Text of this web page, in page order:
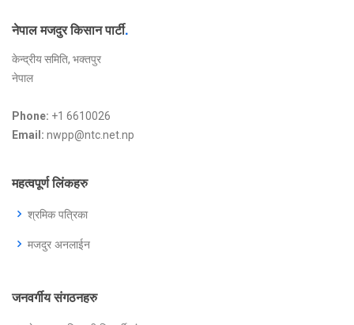
नेपाल मजदुर किसान पार्टी.
केन्द्रीय समिति, भक्तपुर
नेपाल
Phone: +1 6610026
Email: nwpp@ntc.net.np
महत्वपूर्ण लिंकहरु
श्रमिक पत्रिका
मजदुर अनलाईन
जनवर्गीय संगठनहरु